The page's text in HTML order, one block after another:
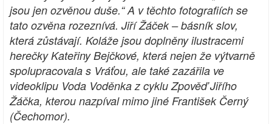
jsou jen ozvěnou duše.“ A v těchto fotografiích se
tato ozvěna rozeznívá. Jiří Žáček – básník slov,
která zůstávají. Koláže jsou doplněny ilustracemi
herečky Kateřiny Bejčkové, která nejen že výtvarně
spolupracovala s Vráťou, ale také zazářila ve
videoklipu Voda Voděnka z cyklu Zpověď Jiřího
Žáčka, kterou nazpíval mimo jiné František Černý
(Čechomor).